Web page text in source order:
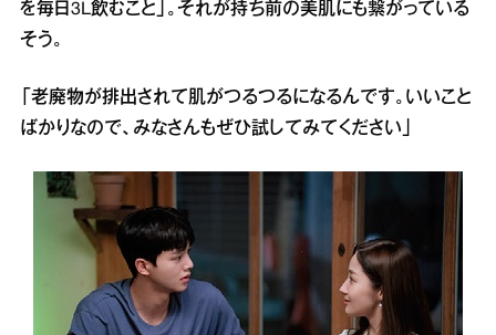
を毎日3L飲むこと」。それが持ち前の美肌にも繋がっている
そう。
「老廃物が排出されて肌がつるつるになるんです。いいこと
ばかりなので、みなさんもぜひ試してみてください」